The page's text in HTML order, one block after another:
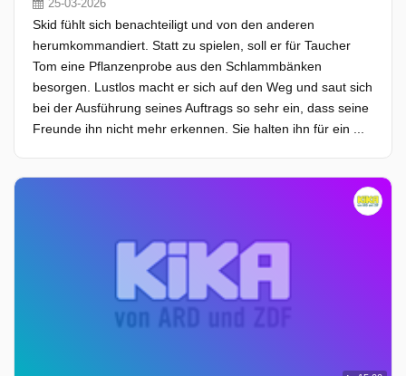
25-03-2026
Skid fühlt sich benachteiligt und von den anderen
herumkommandiert. Statt zu spielen, soll er für Taucher
Tom eine Pflanzenprobe aus den Schlammbänken
besorgen. Lustlos macht er sich auf den Weg und saut sich
bei der Ausführung seines Auftrags so sehr ein, dass seine
Freunde ihn nicht mehr erkennen. Sie halten ihn für ein ...